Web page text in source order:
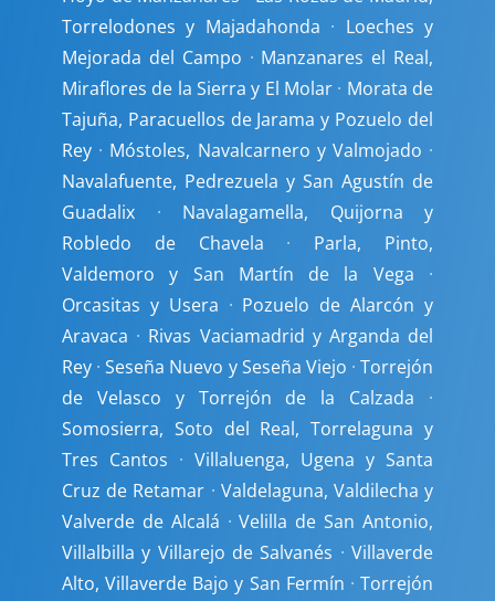
Torrelodones y Majadahonda · Loeches y
Mejorada del Campo · Manzanares el Real,
Miraflores de la Sierra y El Molar · Morata de
Tajuña, Paracuellos de Jarama y Pozuelo del
Rey · Móstoles, Navalcarnero y Valmojado ·
Navalafuente, Pedrezuela y San Agustín de
Guadalix · Navalagamella, Quijorna y
Robledo de Chavela · Parla, Pinto,
Valdemoro y San Martín de la Vega ·
Orcasitas y Usera · Pozuelo de Alarcón y
Aravaca · Rivas Vaciamadrid y Arganda del
Rey ·Seseña Nuevo y Seseña Viejo · Torrejón
de Velasco y Torrejón de la Calzada ·
Somosierra, Soto del Real, Torrelaguna y
Tres Cantos · Villaluenga, Ugena y Santa
Cruz de Retamar · Valdelaguna, Valdilecha y
Valverde de Alcalá ·Velilla de San Antonio,
Villalbilla y Villarejo de Salvanés ·Villaverde
Alto, Villaverde Bajo y San Fermín ·Torrejón